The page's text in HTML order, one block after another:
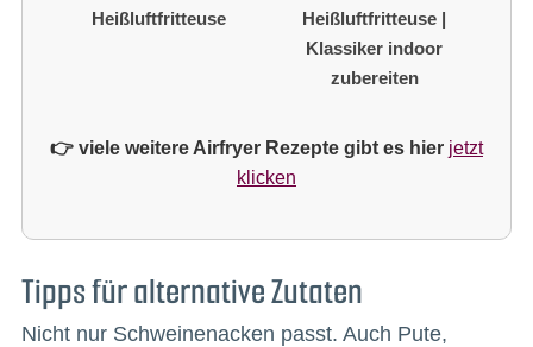
Heißluftfritteuse
Heißluftfritteuse |
Klassiker indoor
zubereiten
👉 viele weitere Airfryer Rezepte gibt es hier jetzt
klicken
Tipps für alternative Zutaten
Nicht nur Schweinenacken passt. Auch Pute,